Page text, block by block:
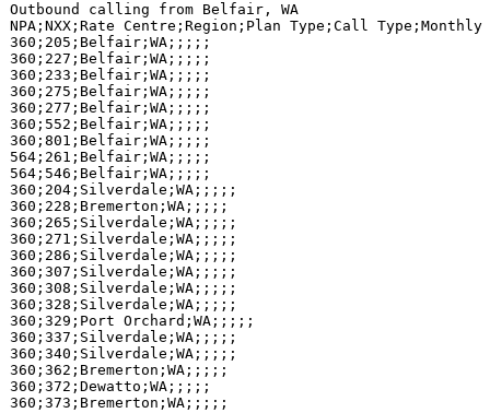
Outbound calling from Belfair, WA
NPA;NXX;Rate Centre;Region;Plan Type;Call
360;205;Belfair;WA;;;;;
360;227;Belfair;WA;;;;;
360;233;Belfair;WA;;;;;
360;275;Belfair;WA;;;;;
360;277;Belfair;WA;;;;;
360;552;Belfair;WA;;;;;
360;801;Belfair;WA;;;;;
564;261;Belfair;WA;;;;;
564;546;Belfair;WA;;;;;
360;204;Silverdale;WA;;;;;
360;228;Bremerton;WA;;;;;
360;265;Silverdale;WA;;;;;
360;271;Silverdale;WA;;;;;
360;286;Silverdale;WA;;;;;
360;307;Silverdale;WA;;;;;
360;308;Silverdale;WA;;;;;
360;328;Silverdale;WA;;;;;
360;329;Port Orchard;WA;;;;;
360;337;Silverdale;WA;;;;;
360;340;Silverdale;WA;;;;;
360;362;Bremerton;WA;;;;;
360;372;Dewatto;WA;;;;;
360;373;Bremerton;WA;;;;;